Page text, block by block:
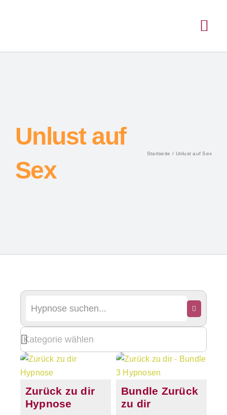
Unlust auf
Sex
Startseite Unlust auf Sex
Zurück zu dir
Hypnose
Bundle Zurück
zu dir